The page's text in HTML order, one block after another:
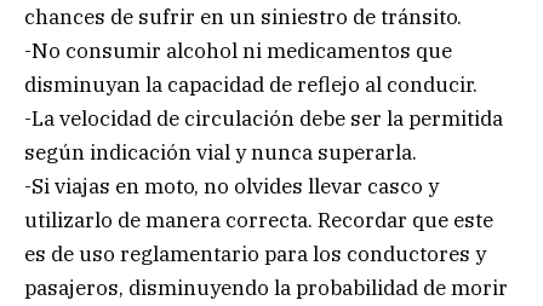
chances de sufrir en un siniestro de tránsito.
-No consumir alcohol ni medicamentos que
disminuyan la capacidad de reflejo al conducir.
-La velocidad de circulación debe ser la permitida
según indicación vial y nunca superarla.
-Si viajas en moto, no olvides llevar casco y
utilizarlo de manera correcta. Recordar que este
es de uso reglamentario para los conductores y
pasajeros, disminuyendo la probabilidad de morir